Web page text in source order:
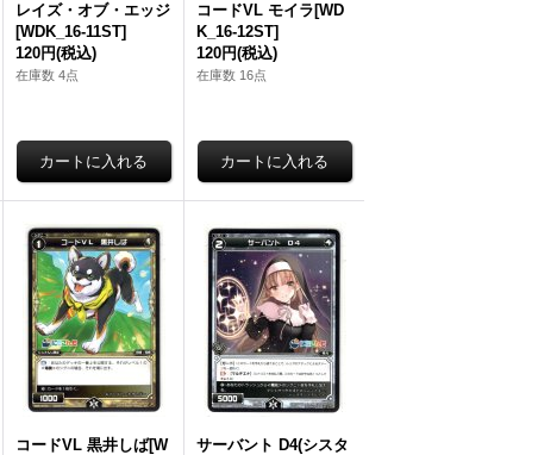
レイズ・オブ・エッジ
[WDK_16-11ST]
120円(税込)
在庫数 4点
コードVL モイラ[WD
K_16-12ST]
120円(税込)
在庫数 16点
コードVL 黒井しば[W
サーバント D4(シスタ